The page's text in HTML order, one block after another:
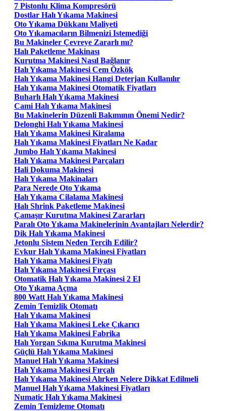
7 Pistonlu Klima Kompresörü
Dostlar Halı Yıkama Makinesi
Oto Yıkama Dükkanı Maliyeti
Oto Yıkamacıların Bilmenizi Istemediği
Bu Makineler Çevreye Zararlı mı?
Halı Paketleme Makinası
Kurutma Makinesi Nasıl Bağlanır
Halı Yıkama Makinesi Cem Özkök
Halı Yıkama Makinesi Hangi Deterjan Kullanılır
Halı Yıkama Makinesi Otomatik Fiyatları
Buharlı Halı Yıkama Makinesi
Cami Halı Yıkama Makinesi
Bu Makinelerin Düzenli Bakımının Önemi Nedir?
Delonghi Halı Yıkama Makinesi
Halı Yıkama Makinesi Kiralama
Halı Yıkama Makinesi Fiyatları Ne Kadar
Jumbo Halı Yıkama Makinesi
Halı Yıkama Makinesi Parçaları
Hali Dokuma Makinesi
Halı Yıkama Makinaları
Para Nerede Oto Yıkama
Halı Yıkama Cilalama Makinesi
Halı Shrink Paketleme Makinesi
Çamaşır Kurutma Makinesi Zararları
Paralı Oto Yıkama Makinelerinin Avantajları Nelerdir?
Dik Halı Yıkama Makinesi
Jetonlu Sistem Neden Tercih Edilir?
Evkur Halı Yıkama Makinesi Fiyatları
Halı Yıkama Makinesi Fiyatı
Halı Yıkama Makinesi Fırçası
Otomatik Halı Yıkama Makinesi 2 El
Oto Yıkama Açma
800 Watt Halı Yıkama Makinesi
Zemin Temizlik Otomatı
Halı Yıkama Makinesi
Halı Yıkama Makinesi Leke Çıkarıcı
Halı Yıkama Makinesi Fabrika
Halı Yorgan Sıkma Kurutma Makinesi
Güçlü Halı Yıkama Makinesi
Manuel Halı Yıkama Makinesi
Halı Yıkama Makinesi Fırçalı
Halı Yıkama Makinesi Alırken Nelere Dikkat Edilmeli
Manuel Halı Yıkama Makinesi Fiyatları
Numatic Halı Yıkama Makinesi
Zemin Temizleme Otomatı